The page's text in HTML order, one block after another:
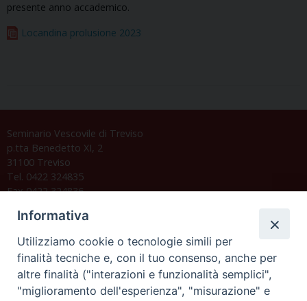
presente anno accademico.
Locandina prolusione 2023
Seminario Vescovile di Treviso
p.tta Benedetto XI, 2
31100 Treviso
Tel. 0422 324835
Fax 0422 324836
C.F. 94004060268
Orario di segreteria
Informativa
Utilizziamo cookie o tecnologie simili per
finalità tecniche e, con il tuo consenso, anche per
altre finalità ("interazioni e funzionalità semplici",
"miglioramento dell'esperienza", "misurazione" e